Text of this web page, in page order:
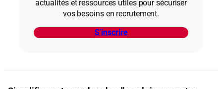
actualités et ressources utiles pour sécuriser
vos besoins en recrutement.
S’inscrire